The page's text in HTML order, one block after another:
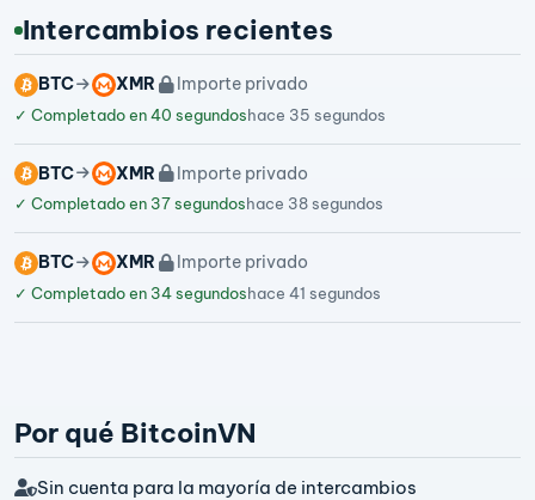
Intercambios recientes
BTC XMR Importe privado
✓ Completado en 40 segundoshace 35 segundos
BTC XMR Importe privado
✓ Completado en 37 segundoshace 38 segundos
BTC XMR Importe privado
✓ Completado en 34 segundoshace 41 segundos
Por qué BitcoinVN
Sin cuenta para la mayoría de intercambios